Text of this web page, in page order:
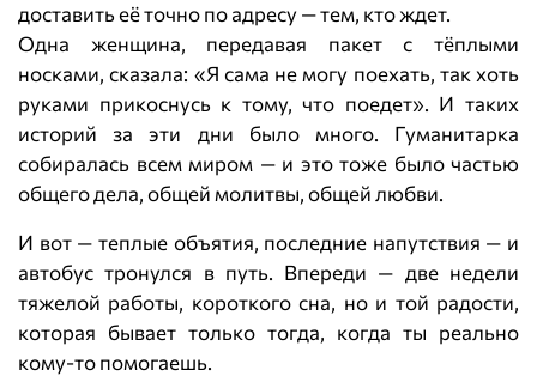
доставить её точно по адресу — тем, кто ждет.
Одна женщина, передавая пакет с тёплыми
носками, сказала: «Я сама не могу поехать, так хоть
руками прикоснусь к тому, что поедет». И таких
историй за эти дни было много. Гуманитарка
собиралась всем миром — и это тоже было частью
общего дела, общей молитвы, общей любви.
И вот — теплые объятия, последние напутствия — и
автобус тронулся в путь. Впереди — две недели
тяжелой работы, короткого сна, но и той радости,
которая бывает только тогда, когда ты реально
кому-то помогаешь.